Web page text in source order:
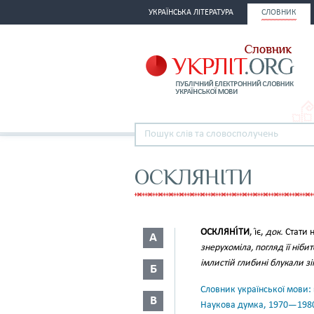
УКРАЇНСЬКА ЛІТЕРАТУРА СЛОВНИК
ОСКЛЯНІТИ
А
Б
В
ОСКЛЯНІ́ТИ, і́є, док. Стати
знерухоміла, погляд її
імлистій глибині блукали
Словник української
Наукова думка,